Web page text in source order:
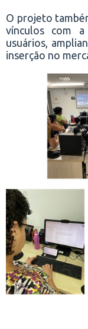
O projeto
vínculos com
usuários,
inserção no